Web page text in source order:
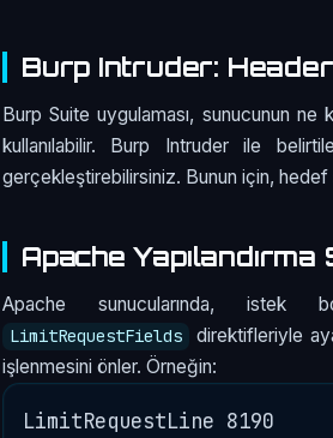
Burp Intruder:
Burp Suite uygulaması, sunucunun
kullanılabilir. Burp Intruder ile
gerçekleştirebilirsiniz. Bunun için,
Apache Yapılandırma
Apache sunucularında, istek
LimitRequestFields
direktifleriyle
işlenmesini önler. Örneğin:
LimitRequestLine 8190